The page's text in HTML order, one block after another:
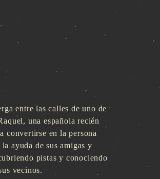
entre las calles de uno de
una española recién
convertirse en la persona
ayuda de sus amigas y
pistas y conociendo
vecinos.